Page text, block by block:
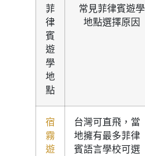
菲
律
賓
遊
學
地
點
常見菲律賓遊學
地點選擇原因
宿
霧
遊
台灣可直飛，當
地擁有最多菲律
賓語言學校可選